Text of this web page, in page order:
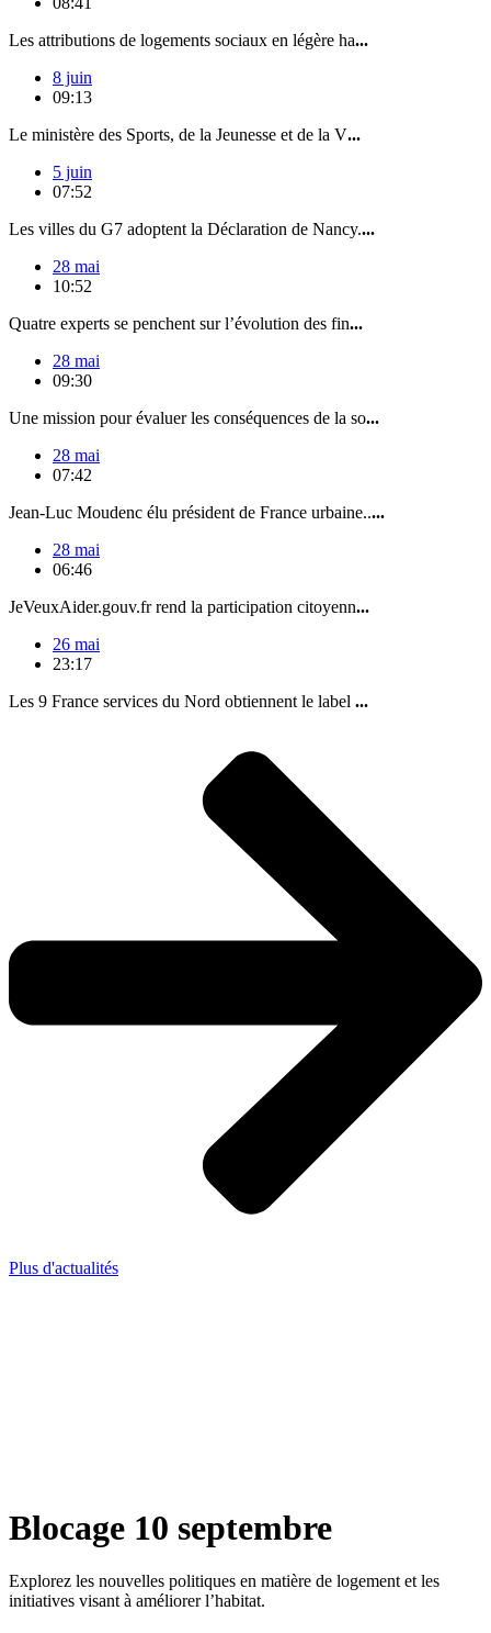
Les attributions de logements sociaux en légère ha...
8 juin
09:13
Le ministère des Sports, de la Jeunesse et de la V...
5 juin
07:52
Les villes du G7 adoptent la Déclaration de Nancy....
28 mai
10:52
Quatre experts se penchent sur l’évolution des fin...
28 mai
09:30
Une mission pour évaluer les conséquences de la so...
28 mai
07:42
Jean-Luc Moudenc élu président de France urbaine.....
28 mai
06:46
JeVeuxAider.gouv.fr rend la participation citoyenn...
26 mai
23:17
Les 9 France services du Nord obtiennent le label ...
Plus d'actualités
Blocage 10 septembre
Explorez les nouvelles politiques en matière de logement et les
initiatives visant à améliorer l’habitat.